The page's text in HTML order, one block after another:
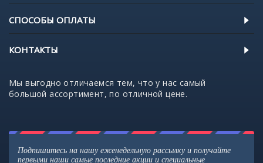
СПОСОБЫ ОПЛАТЫ
КОНТАКТЫ
Мы выгодно отличаемся тем, что у нас самый
большой ассортимент, по отличной цене.
Подпишитесь на нашу еженедельную рассылку и получайте
первыми наши самые последние акции и специальные